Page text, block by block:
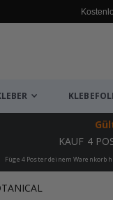
KAUF 4
Füge 4 Poster deinem Warenkorb